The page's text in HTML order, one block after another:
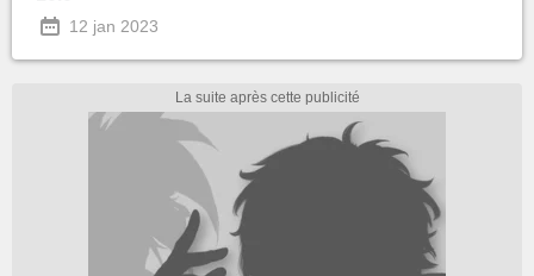
12 jan 2023